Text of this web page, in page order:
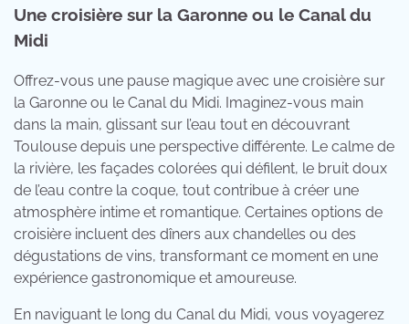
Une croisière sur la Garonne ou le Canal du
Midi
Offrez-vous une pause magique avec une croisière sur
la Garonne ou le Canal du Midi. Imaginez-vous main
dans la main, glissant sur l’eau tout en découvrant
Toulouse depuis une perspective différente. Le calme de
la rivière, les façades colorées qui défilent, le bruit doux
de l’eau contre la coque, tout contribue à créer une
atmosphère intime et romantique. Certaines options de
croisière incluent des dîners aux chandelles ou des
dégustations de vins, transformant ce moment en une
expérience gastronomique et amoureuse.
En naviguant le long du Canal du Midi, vous voyagerez